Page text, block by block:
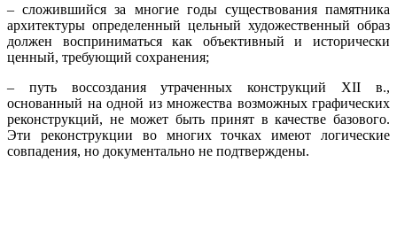
– сложившийся за многие годы существования памятника
архитектуры определенный цельный художественный образ
должен восприниматься как объективный и исторически
ценный, требующий сохранения;
– путь воссоздания утраченных кон­струкций XII в.,
основанный на одной из множества возможных графических
реконструкций, не может быть принят в качестве базового.
Эти реконструкции во многих точках имеют логические
совпадения, но документально не подтверждены.